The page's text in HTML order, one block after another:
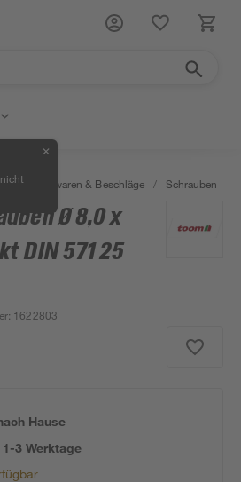
nicht
✕
/ Eisenwaren & Beschläge / Schrauben
Ø 8,0 x
DIN 571 25
: 1622803
Hause
1-3 Werktage